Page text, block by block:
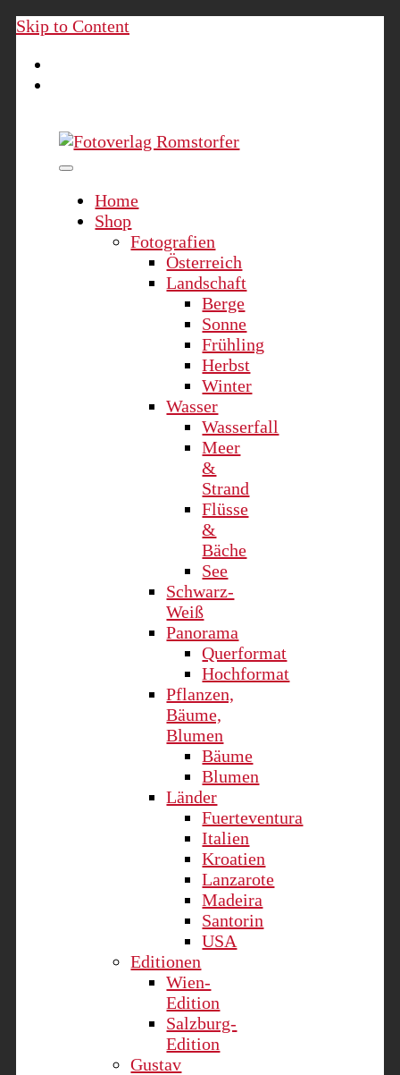
Skip to Content
Home
Shop
Fotografien
Österreich
Landschaft
Berge
Sonne
Frühling
Herbst
Winter
Wasser
Wasserfall
Meer
&
Strand
Flüsse
&
Bäche
See
Schwarz-
Weiß
Panorama
Querformat
Hochformat
Pflanzen,
Bäume,
Blumen
Bäume
Blumen
Länder
Fuerteventura
Italien
Kroatien
Lanzarote
Madeira
Santorin
USA
Editionen
Wien-
Edition
Salzburg-
Edition
Gustav